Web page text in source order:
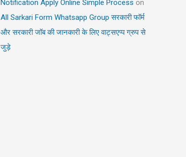
Notification Apply Online Simple Process on
All Sarkari Form Whatsapp Group सरकारी फॉर्म
और सरकारी जॉब की जानकारी के लिए वाट्सएप्प ग्रुप से
जुड़े